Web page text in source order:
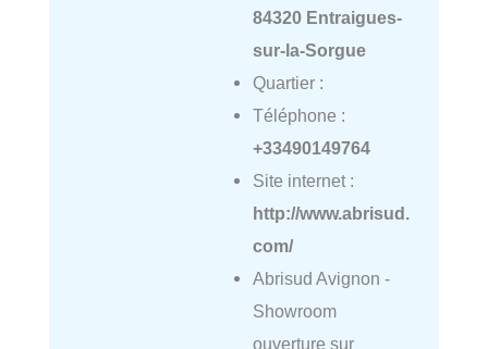
84320 Entraigues-
sur-la-Sorgue
Quartier :
Téléphone :
+33490149764
Site internet :
http://www.abrisud.
com/
Abrisud Avignon -
Showroom
ouverture sur